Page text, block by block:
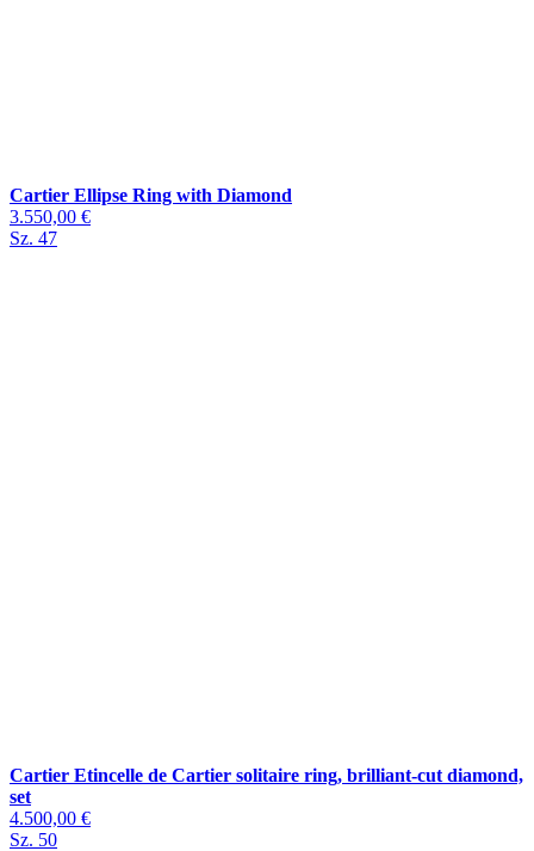
Cartier Ellipse Ring with Diamond
3.550,00 €
Sz. 47
Cartier Etincelle de Cartier solitaire ring, brilliant-cut diamond,
set
4.500,00 €
Sz. 50